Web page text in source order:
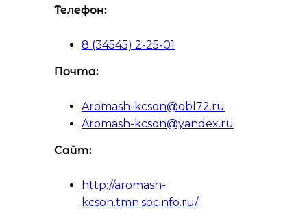
Телефон:
8 (34545) 2-25-01
Почта:
Aromash-kcson@obl72.ru
Aromash-kcson@yandex.ru
Сайт:
http://aromash-
kcson.tmn.socinfo.ru/